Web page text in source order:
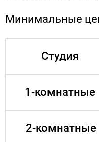
Минимальные
Студия
1-комнатные
2-комнатные